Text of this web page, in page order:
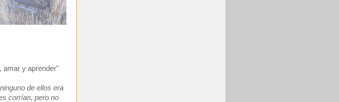
amar y aprender"
de ellos era
corrían, pero no